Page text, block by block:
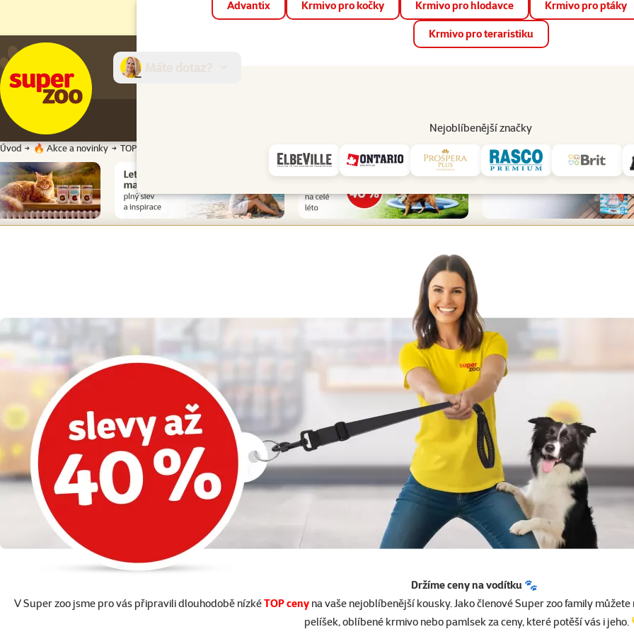
📱 Stáhněte si novou aplikaci Super zoo.Více informací
Advantix Krmivo pro kočky Krmivo pro hlodavce Krmivo pro ptáky
Krmivo pro teraristiku
Nejoblíbenější značky
Prodejny Služby
Úvod 🔥 Akce a novinky TOP cena
Držíme ceny na vodítku 🐾
V Super zoo jsme pro vás připravili dlouhodobě nízkéTOP ceny na vaše nejoblíbenější kousky. Jako členové Super zoo family
pelíšek, oblíbené krmivo nebo pamlsek za ceny, které potěší vás i jeho.